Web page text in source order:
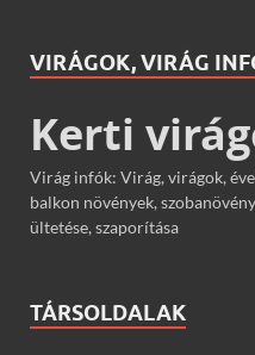
VIRÁGOK, VIRÁG
Kerti
Virág infók: Virág, virágok,
balkon növények,
ültetése, szaporítása
TÁRSOLDALAK